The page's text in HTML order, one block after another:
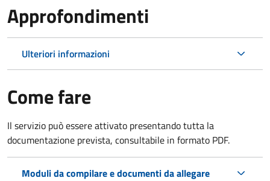
Approfondimenti
Ulteriori informazioni
Come fare
Il servizio può essere attivato presentando tutta la
documentazione prevista, consultabile in formato PDF.
Moduli da compilare e documenti da allegare